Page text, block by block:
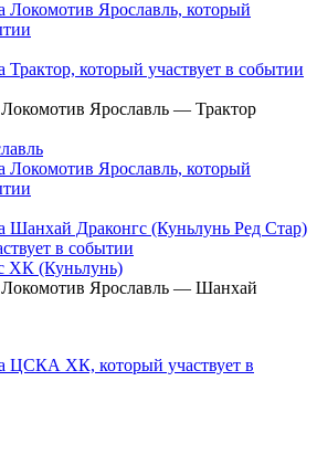
Ярославль — Трактор
ХК (Куньлунь)
Ярославль — Шанхай